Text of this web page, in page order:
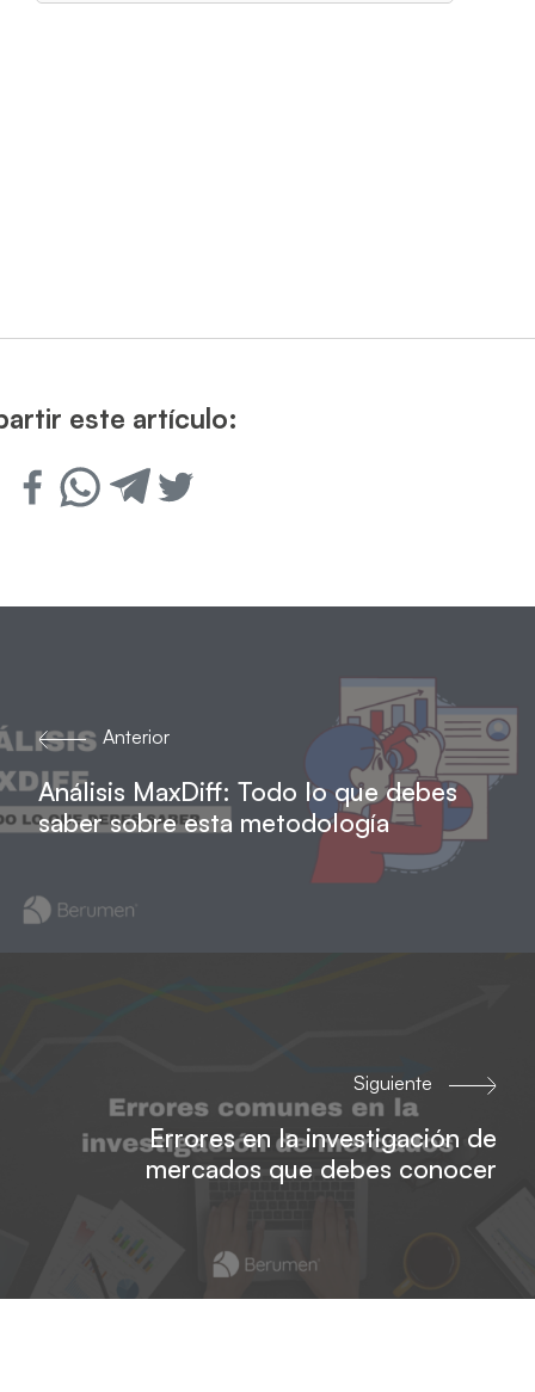
este artículo:
Anterior
Análisis MaxDiff: Todo lo que debes
saber sobre esta metodología
Siguiente
Errores en la investigación de
mercados que debes conocer